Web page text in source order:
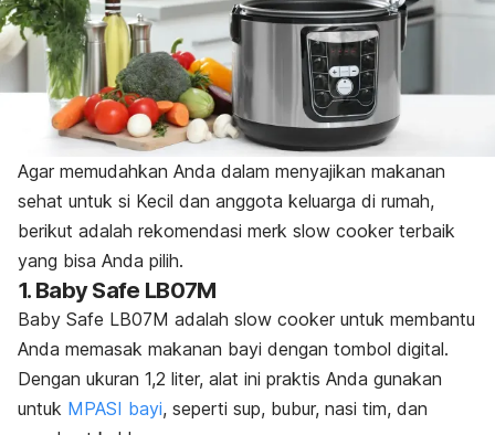
Agar memudahkan Anda dalam menyajikan makanan
sehat untuk si Kecil dan anggota keluarga di rumah,
berikut adalah rekomendasi merk slow cooker terbaik
yang bisa Anda pilih.
1. Baby Safe LB07M
Baby Safe LB07M adalah slow cooker untuk membantu
Anda memasak makanan bayi dengan tombol digital.
Dengan ukuran 1,2 liter, alat ini praktis Anda gunakan
untuk MPASI bayi, seperti sup, bubur, nasi tim, dan